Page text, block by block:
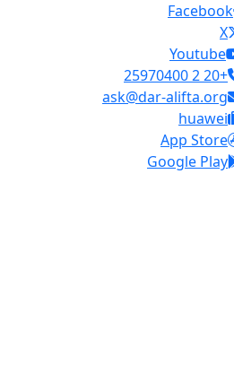
Facebook
X
Youtube
+20 2 25970400
ask@dar-alifta.org
huawei
App Store
Google Play